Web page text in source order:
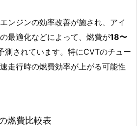
ンジンの効率改善が施され、アイ
最適化などによって、燃費が18〜
測されています。特にCVTのチュー
走行時の燃費効率が上がる可能性
燃費比較表